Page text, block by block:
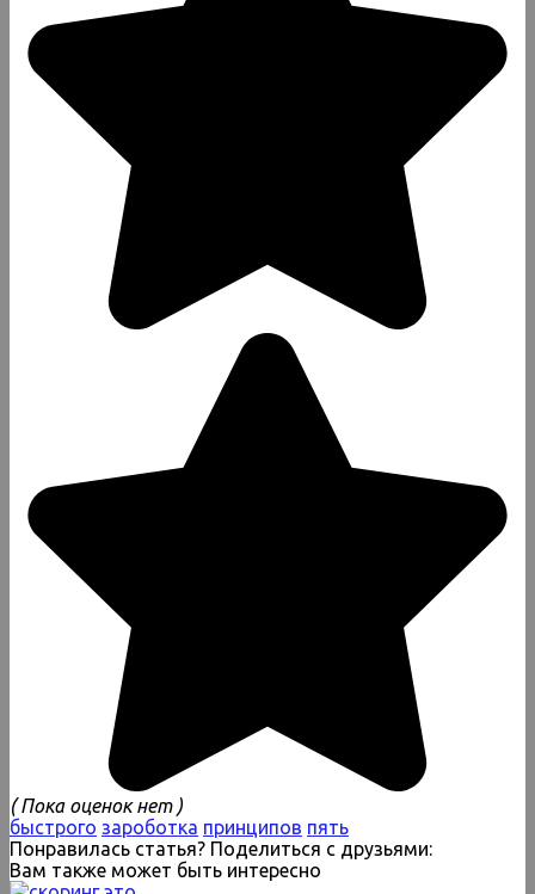
( Пока оценок нет )
быстрого зароботка принципов пять
Понравилась статья? Поделиться с друзьями:
Вам также может быть интересно